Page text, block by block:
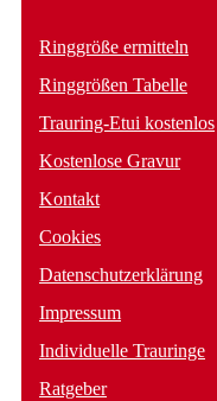
Ringgröße ermitteln
Ringgrößen Tabelle
Trauring-Etui kostenlos
Kostenlose Gravur
Kontakt
Cookies
Datenschutzerklärung
Impressum
Individuelle Trauringe
Ratgeber